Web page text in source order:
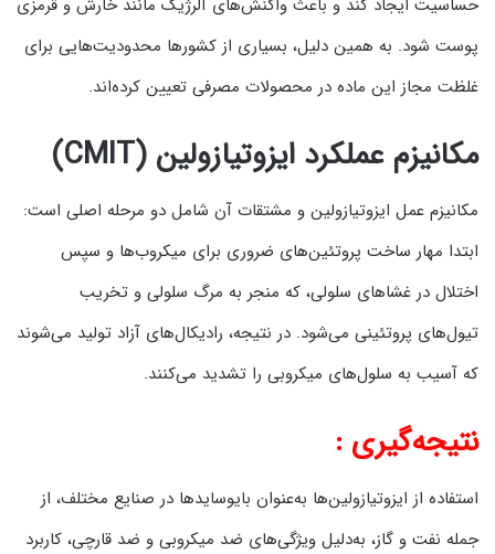
پوست شود. به همین دلیل، بسیاری از کشورها محدودیت‌هایی برای
غلظت مجاز این ماده در محصولات مصرفی تعیین کرده‌اند.
مکانیزم عملکرد ایزوتیازولین (CMIT)
مکانیزم عمل ایزوتیازولین و مشتقات آن شامل دو مرحله اصلی است:
ابتدا مهار ساخت پروتئین‌های ضروری برای میکروب‌ها و سپس
اختلال در غشاهای سلولی، که منجر به مرگ سلولی و تخریب
تیول‌های پروتئینی می‌شود. در نتیجه، رادیکال‌های آزاد تولید می‌شوند
که آسیب به سلول‌های میکروبی را تشدید می‌کنند.
نتیجه‌گیری :
استفاده از ایزوتیازولین‌ها به‌عنوان بایوسایدها در صنایع مختلف، از
جمله نفت و گاز، به‌دلیل ویژگی‌های ضد میکروبی و ضد قارچی، کاربرد